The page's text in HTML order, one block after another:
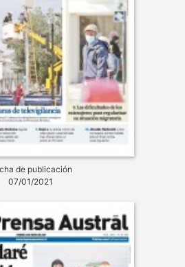
de publicación
07/01/2021